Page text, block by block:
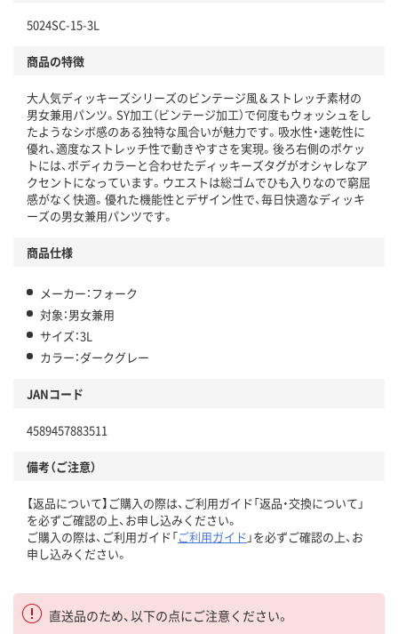
5024SC-15-3L
商品の特徴
大人気ディッキーズシリーズのビンテージ風＆ストレッチ素材の
男女兼用パンツ。SY加工（ビンテージ加工）で何度もウォッシュをし
たようなシボ感のある独特な風合いが魅力です。吸水性・速乾性に
優れ、適度なストレッチ性で動きやすさを実現。後ろ右側のポケッ
トには、ボディカラーと合わせたディッキーズタグがオシャレなア
クセントになっています。ウエストは総ゴムでひも入りなので窮屈
感がなく快適。優れた機能性とデザイン性で、毎日快適なディッキ
ーズの男女兼用パンツです。
商品仕様
メーカー：フォーク
対象：男女兼用
サイズ：3L
カラー：ダークグレー
JANコード
4589457883511
備考（ご注意）
【返品について】ご購入の際は、ご利用ガイド「返品・交換について」
を必ずご確認の上、お申し込みください。
ご購入の際は、ご利用ガイド「ご利用ガイド 」を必ずご確認の上、お
申し込みください。
直送品のため、以下の点にご注意ください。